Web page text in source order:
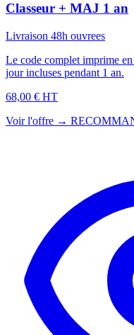
Classeur + MAJ 1 an
Livraison 48h ouvrees
Le code complet imprime
jour incluses pendant 1 an.
68,00 € HT
Voir l'offre →